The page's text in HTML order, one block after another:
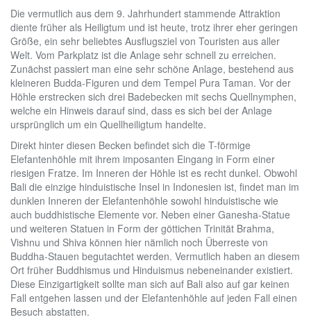
Die vermutlich aus dem 9. Jahrhundert stammende Attraktion
diente früher als Heiligtum und ist heute, trotz ihrer eher geringen
Größe, ein sehr beliebtes Ausflugsziel von Touristen aus aller
Welt. Vom Parkplatz ist die Anlage sehr schnell zu erreichen.
Zunächst passiert man eine sehr schöne Anlage, bestehend aus
kleineren Budda-Figuren und dem Tempel Pura Taman. Vor der
Höhle erstrecken sich drei Badebecken mit sechs Quellnymphen,
welche ein Hinweis darauf sind, dass es sich bei der Anlage
ursprünglich um ein Quellheiligtum handelte.
Direkt hinter diesen Becken befindet sich die T-förmige
Elefantenhöhle mit ihrem imposanten Eingang in Form einer
riesigen Fratze. Im Inneren der Höhle ist es recht dunkel. Obwohl
Bali die einzige hinduistische Insel in Indonesien ist, findet man im
dunklen Inneren der Elefantenhöhle sowohl hinduistische wie
auch buddhistische Elemente vor. Neben einer Ganesha-Statue
und weiteren Statuen in Form der göttichen Trinität Brahma,
Vishnu und Shiva können hier nämlich noch Überreste von
Buddha-Stauen begutachtet werden. Vermutlich haben an diesem
Ort früher Buddhismus und Hinduismus nebeneinander existiert.
Diese Einzigartigkeit sollte man sich auf Bali also auf gar keinen
Fall entgehen lassen und der Elefantenhöhle auf jeden Fall einen
Besuch abstatten.